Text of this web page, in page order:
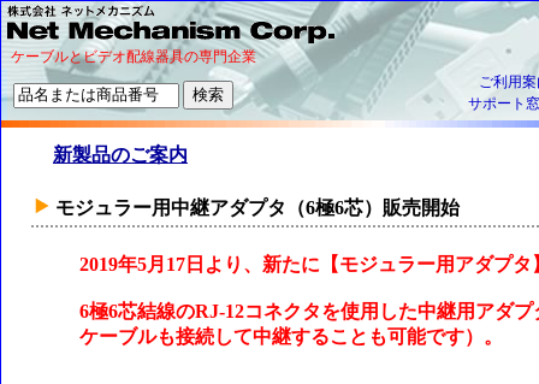
ケーブルとビデオ配線器具の専門企業
ご利用
サポート
新製品のご案内
モジュラー用中継アダプタ（6極6芯）販売開始
2019年5月17日より、新たに【モジュラー用アダプ
6極6芯結線のRJ-12コネクタを使用した中継用アダ
ケーブルも接続して中継することも可能です）。